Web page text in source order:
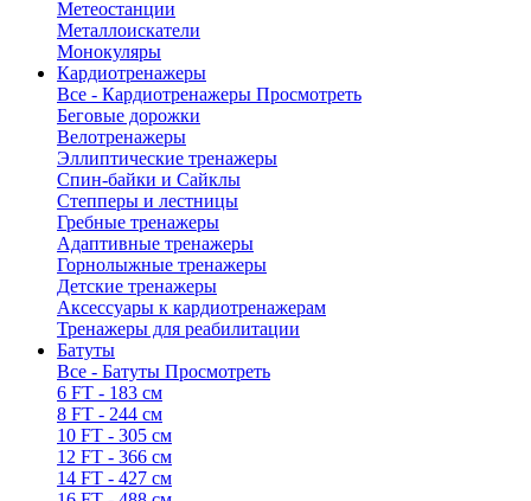
Метеостанции
Металлоискатели
Монокуляры
Кардиотренажеры
Все - Кардиотренажеры Просмотреть
Беговые дорожки
Велотренажеры
Эллиптические тренажеры
Спин-байки и Сайклы
Степперы и лестницы
Гребные тренажеры
Адаптивные тренажеры
Горнолыжные тренажеры
Детские тренажеры
Аксессуары к кардиотренажерам
Тренажеры для реабилитации
Батуты
Все - Батуты Просмотреть
6 FT - 183 см
8 FT - 244 см
10 FT - 305 см
12 FT - 366 см
14 FT - 427 см